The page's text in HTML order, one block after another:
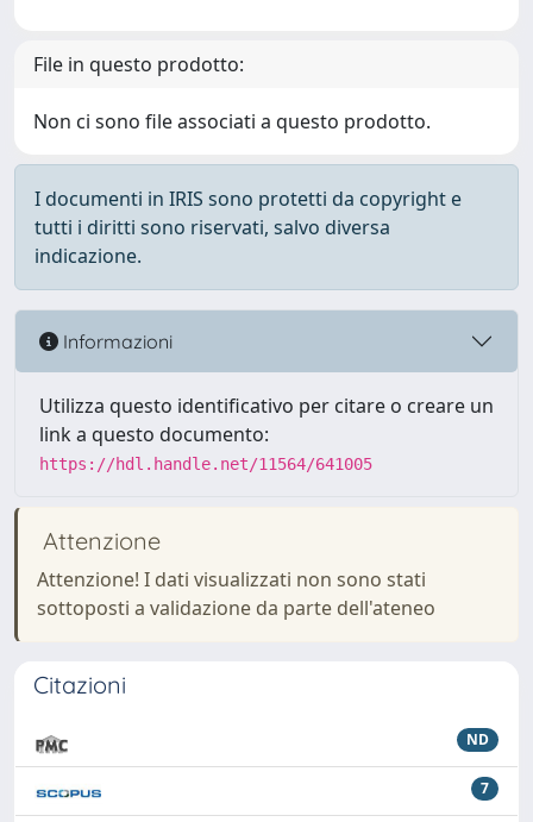
File in questo prodotto:
Non ci sono file associati a questo prodotto.
I documenti in IRIS sono protetti da copyright e
tutti i diritti sono riservati, salvo diversa
indicazione.
Informazioni
Utilizza questo identificativo per citare o creare un
link a questo documento:
https://hdl.handle.net/11564/641005
Attenzione
Attenzione! I dati visualizzati non sono stati
sottoposti a validazione da parte dell'ateneo
Citazioni
ND
7